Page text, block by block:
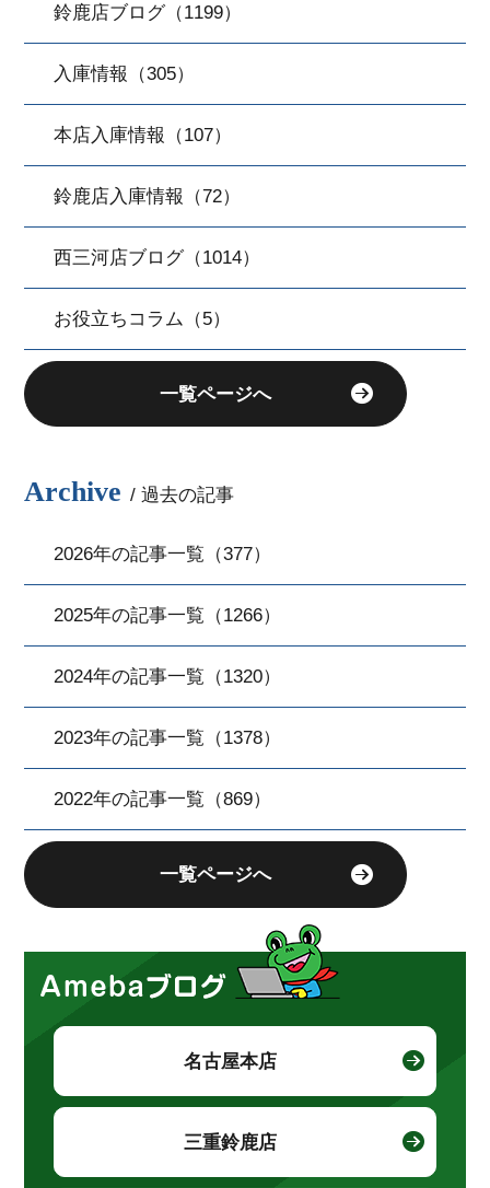
鈴鹿店ブログ（1199）
入庫情報（305）
本店入庫情報（107）
鈴鹿店入庫情報（72）
西三河店ブログ（1014）
お役立ちコラム（5）
一覧ページへ
Archive / 過去の記事
2026年の記事一覧（377）
2025年の記事一覧（1266）
2024年の記事一覧（1320）
2023年の記事一覧（1378）
2022年の記事一覧（869）
一覧ページへ
名古屋本店
三重鈴鹿店